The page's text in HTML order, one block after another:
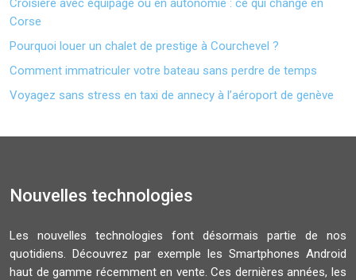
Croisière avec équipage ou en autonomie : ce qui change en
Corse
Pourquoi louer un chalet de prestige à Courchevel ?
Comment immatriculer votre bateau sans perdre de temps
Voyagez sans stress en taxi de annecy à l’aéroport de genève
Nouvelles technologies
Les nouvelles technologies font désormais partie de nos
quotidiens. Découvrez par exemple les Smartphones Android
haut de gamme récemment en vente. Ces dernières années, les